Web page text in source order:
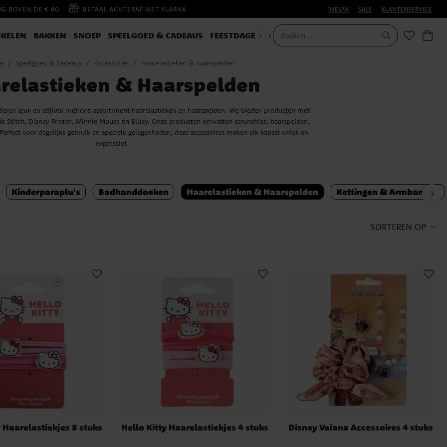
BOVEN DE € 60 BETAAL ACHTERAF MET KLARNA NIEUW SALE KLANTENSERVICE
BAKKEN SNOEP SPEELGOED & CADEAUS FEESTDAGEN CARNAVAL
Speelgoed & Cadeaus Accessoires Haarelastieken & Haarspelden
& Haarspelden
leuk en stijlvol met ons assortiment haarelastieken en haarspelden. We bieden producten met
Stitch, Disney Frozen, Minnie Mouse en Bluey. Onze producten omvatten scrunchies, haarspelden,
voor dagelijks gebruik en speciale gelegenheden, deze accessoires maken elk kapsel uniek en
expressief.
Kinderparaplu's Badhanddoeken Haarelastieken & Haarspelden Kettingen & Armbanden
SORTEREN OP
8 stuks Hello Kitty Haarelastiekjes 4 stuks Disney Vaiana Accessoires 4 stuks